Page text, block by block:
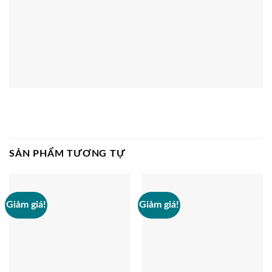
SẢN PHẨM TƯƠNG TỰ
Giảm giá! Giảm giá!